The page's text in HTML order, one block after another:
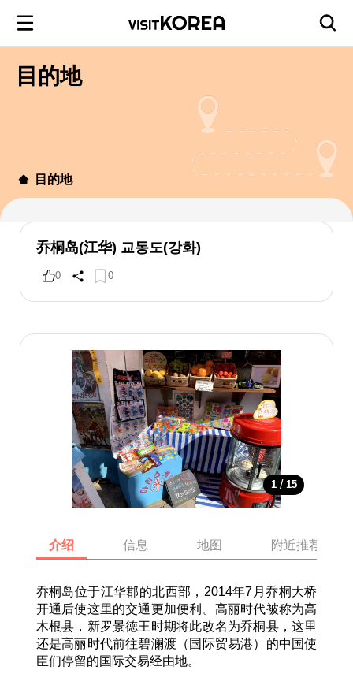
目的地
目的地
乔桐岛(江华) 교동도(강화)
0 0
1 / 15
介绍 信息 地图 附近推荐景点
乔桐岛位于江华郡的北西部，2014年7月乔桐大桥
开通后使这里的交通更加便利。高丽时代被称为高
木根县，新罗景徳王时期将此改名为乔桐县，这里
还是高丽时代前往碧澜渡（国际贸易港）的中国使
臣们停留的国际交易经由地。